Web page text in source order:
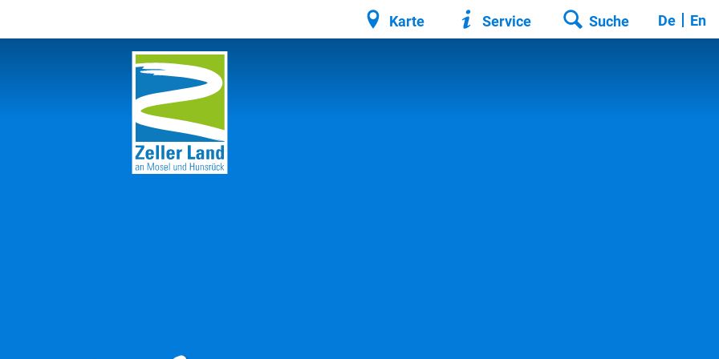
Karte Service Suche De En